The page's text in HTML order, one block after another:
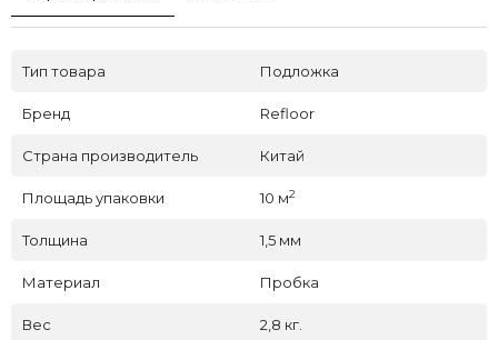
Тип товара Подложка
Бренд Refloor
Страна производитель Китай
Площадь упаковки 10 м2
Толщина 1,5 мм
Материал Пробка
Вес 2,8 кг.